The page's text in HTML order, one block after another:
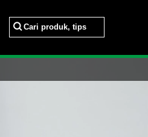
Cari produk, tips
Cari produk, tips